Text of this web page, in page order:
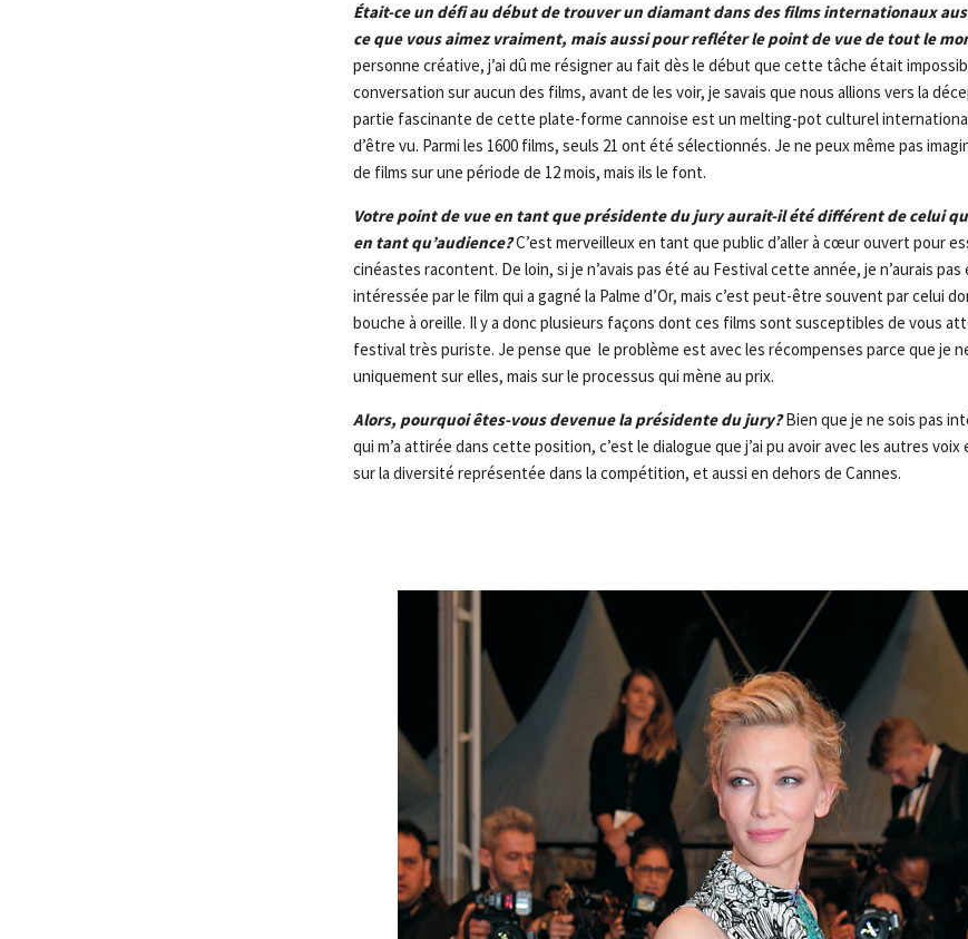
Était-ce un défi au début de trouver un diamant dans des films internationaux
ce que vous aimez vraiment, mais aussi pour refléter le point de vue de tout le
personne créative, j’ai dû me résigner au fait dès le début que cette tâche était
conversation sur aucun des films, avant de les voir, je savais que nous allions vers la
partie fascinante de cette plate-forme cannoise est un melting-pot culturel
d’être vu. Parmi les 1600 films, seuls 21 ont été sélectionnés. Je ne peux même pas
de films sur une période de 12 mois, mais ils le font.
Votre point de vue en tant que présidente du jury aurait-il été différent de celui
en tant qu’audience?C’est merveilleux en tant que public d’aller à cœur ouvert pour
cinéastes racontent. De loin, si je n’avais pas été au Festival cette année, je n’aurais
intéressée par le film qui a gagné la Palme d’Or, mais c’est peut-être souvent par celui
bouche à oreille. Il y a donc plusieurs façons dont ces films sont susceptibles de vous
festival très puriste. Je pense que le problème est avec les récompenses parce que je
uniquement sur elles, mais sur le processus qui mène au prix.
Alors, pourquoi êtes-vous devenue la présidente du jury?Bien que je ne sois pas
qui m’a attirée dans cette position, c’est le dialogue que j’ai pu avoir avec les autres
sur la diversité représentée dans la compétition, et aussi en dehors de Cannes.